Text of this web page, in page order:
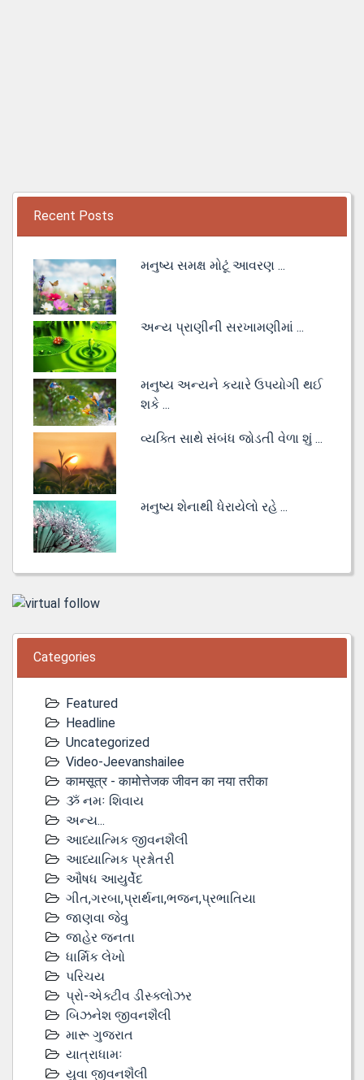
Recent Posts
મનુષ્ય સમક્ષ મોટૂં આવરણ ...
અન્ય પ્રાણીની સરખામણીમાં ...
મનુષ્ય અન્યને કયારે ઉપયોગી થઈ
શકે ...
વ્યક્તિ સાથે સંબંધ જોડતી વેળા શું ...
મનુષ્ય શેનાથી ધેરાયેલો રહે ...
Categories
Featured
Headline
Uncategorized
Video-Jeevanshailee
कामसूत्र - कामोत्तेजक जीवन का नया तरीका
ૐ નમઃ શિવાય
અન્ય...
આધ્યાત્મિક જીવનશૈલી
આધ્યાત્મિક પ્રશ્નોતરી
ઔષધ આયુર્વેદ
ગીત,ગરબા,પ્રાર્થના,ભજન,પ્રભાતિયા
જાણવા જેવુ
જાહેર જનતા
ધાર્મિક લેખો
પરિચય
પ્રો-એક્ટીવ ડીસ્‍ક્લોઝર
બિઝનેશ જીવનશૈલી
મારૂ ગુજરાત
યાત્રાધામઃ
યુવા જીવનશૈલી